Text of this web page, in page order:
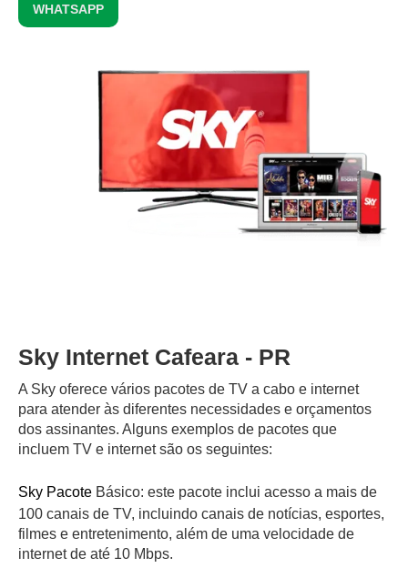
WHATSAPP
Sky Internet Cafeara - PR
A Sky oferece vários pacotes de TV a cabo e internet
para atender às diferentes necessidades e orçamentos
dos assinantes. Alguns exemplos de pacotes que
incluem TV e internet são os seguintes:
Sky Pacote Básico: este pacote inclui acesso a mais de
100 canais de TV, incluindo canais de notícias, esportes,
filmes e entretenimento, além de uma velocidade de
internet de até 10 Mbps.